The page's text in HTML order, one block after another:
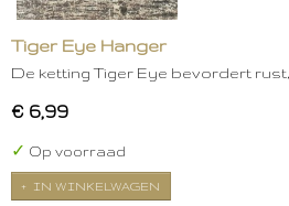
Tiger Eye Hanger
De ketting Tiger Eye bevordert rust,
€ 6,99
✓ Op voorraad
IN WINKELWAGEN